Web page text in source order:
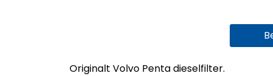
Originalt Volvo Penta dieselfilter.